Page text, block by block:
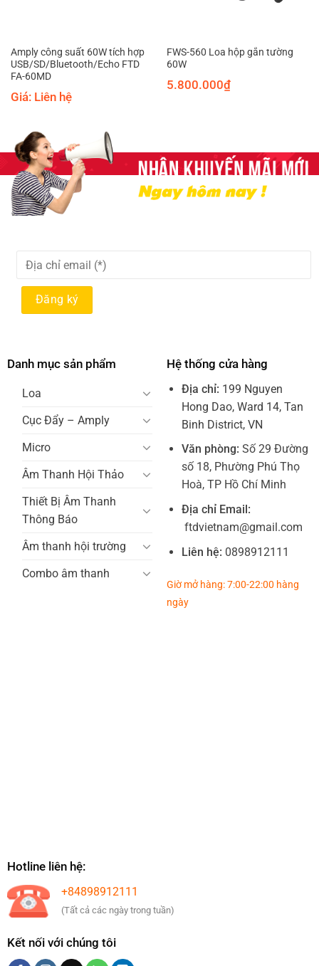
Amply công suất 60W tích hợp
USB/SD/Bluetooth/Echo FTD
FA-60MD
Giá: Liên hệ
FWS-560 Loa hộp gắn tường
60W
5.800.000₫
Danh mục sản phẩm
Loa
Cục Đẩy – Amply
Micro
Âm Thanh Hội Thảo
Thiết Bị Âm Thanh
Thông Báo
Âm thanh hội trường
Combo âm thanh
Hệ thống cửa hàng
Địa chỉ: 199 Nguyen
Hong Dao, Ward 14, Tan
Binh District, VN
Văn phòng: Số 29 Đường
số 18, Phường Phú Thọ
Hoà, TP Hồ Chí Minh
Địa chỉ Email:
ftdvietnam@gmail.com
Liên hệ: 0898912111
Giờ mở hàng: 7:00-22:00 hàng
ngày
Hotline liên hệ:
+84898912111
(Tất cả các ngày trong tuần)
Kết nối với chúng tôi